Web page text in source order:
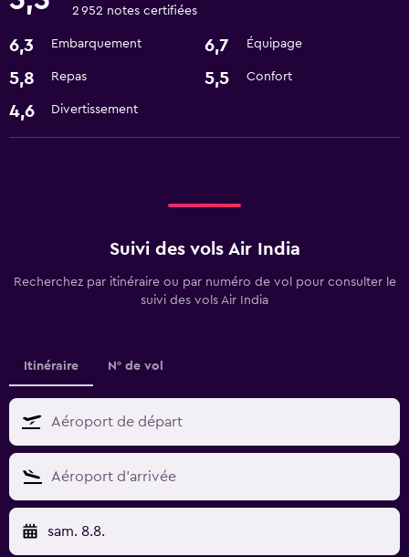
2 952 notes certifiées
6,3 Embarquement 6,7 Équipage
5,8 Repas 5,5 Confort
4,6 Divertissement
Suivi des vols Air India
Recherchez par itinéraire ou par numéro de vol pour consulter le
suivi des vols Air India
Itinéraire N° de vol
sam. 8.8.